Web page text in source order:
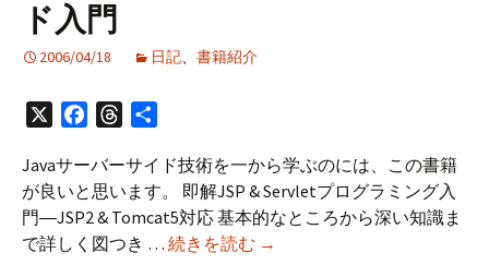
る
Web
リ
ー
シ
ョ
ン
ド入門
2006/04/18 日記、 書籍紹介
FacebookThreads
Javaサーバーサイド技術を一から学ぶのには、この書籍
が良いと思います。 即解JSP & Servletプログラミング入
門―JSP2 & Tomcat5対応 基本的なところから深い知識ま
で詳しく図つき … 続きを読む Java
→